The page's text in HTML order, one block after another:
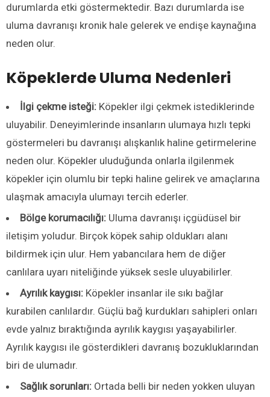
durumlarda etki göstermektedir. Bazı durumlarda ise
uluma davranışı kronik hale gelerek ve endişe kaynağına
neden olur.
Köpeklerde Uluma Nedenleri
İlgi çekme isteği: Köpekler ilgi çekmek istediklerinde
uluyabilir. Deneyimlerinde insanların ulumaya hızlı tepki
göstermeleri bu davranışı alışkanlık haline getirmelerine
neden olur. Köpekler uluduğunda onlarla ilgilenmek
köpekler için olumlu bir tepki haline gelirek ve amaçlarına
ulaşmak amacıyla ulumayı tercih ederler.
Bölge korumacılığı: Uluma davranışı içgüdüsel bir
iletişim yoludur. Birçok köpek sahip oldukları alanı
bildirmek için ulur. Hem yabancılara hem de diğer
canlılara uyarı niteliğinde yüksek sesle uluyabilirler.
Ayrılık kaygısı: Köpekler insanlar ile sıkı bağlar
kurabilen canlılardır. Güçlü bağ kurdukları sahipleri onları
evde yalnız bıraktığında ayrılık kaygısı yaşayabilirler.
Ayrılık kaygısı ile gösterdikleri davranış bozukluklarından
biri de ulumadır.
Sağlık sorunları: Ortada belli bir neden yokken uluyan